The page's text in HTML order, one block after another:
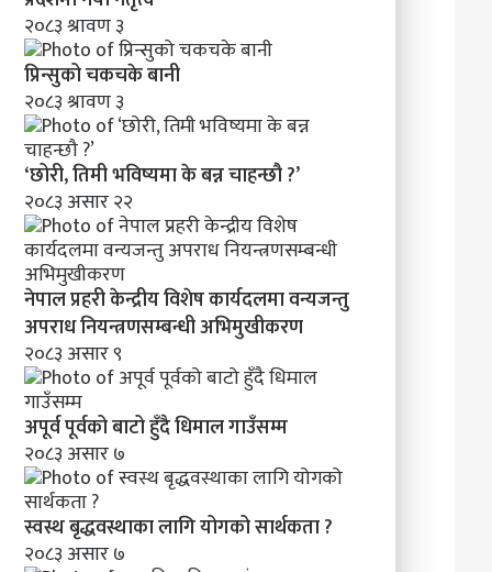
मा
व
न्य
ज
न्तु
अ
प
रा
ध
नि
य
न्त्र
ण
स
म्ब
न्धी
अ
भि
मु
खी
क
र
ण
२०८३ श्रावण ३
प्रिन्सुको चकचके बानी
२०८३ श्रावण ३
‘छोरी, तिमी भविष्यमा के बन्न चाहन्छौ ?’
२०८३ असार २२
नेपाल प्रहरी केन्द्रीय विशेष कार्यदलमा वन्यजन्तु
अपराध नियन्त्रणसम्बन्धी अभिमुखीकरण
२०८३ असार ९
अपूर्व पूर्वको बाटो हुँदै धिमाल गाउँसम्म
२०८३ असार ७
स्वस्थ बृद्धवस्थाका लागि योगको सार्थकता ?
२०८३ असार ७